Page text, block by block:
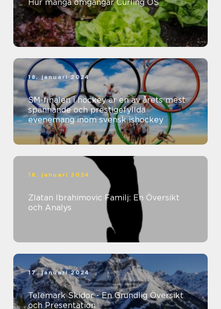
Hur många omgångar Curling OS
18. januari 2024
SM-finalen i hockey är en av årets mest
spännande och prestigefyllda
evenemang inom svensk ishockey
18. januari 2024
Zlatan Ibrahimovic Familj: En Översikt
och Analys
17. januari 2024
Telemark Skidor - En Grundlig Översikt
och Presentation